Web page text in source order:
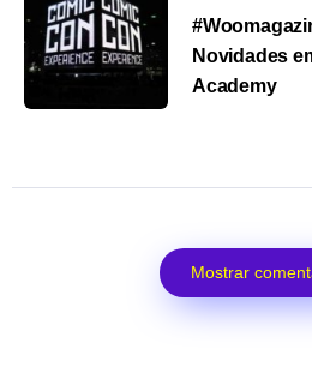
Novidades
Academy
Mostrar